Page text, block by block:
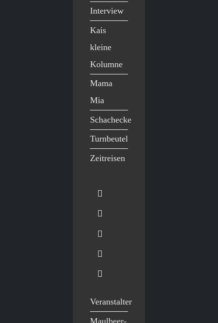
Interview
Kais
kleine
Kolumne
Mama
Mia
Schachecke
Turnbeutel
Zeitreisen
Veranstalter
Maulbeer-